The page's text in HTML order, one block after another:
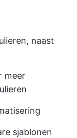
naast
meer
sjablonen